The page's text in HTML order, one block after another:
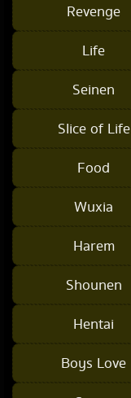
Revenge
Life
Seinen
Slice of Life
Food
Wuxia
Harem
Shounen
Hentai
Boys Love